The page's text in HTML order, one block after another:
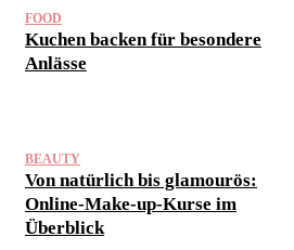
FOOD
Kuchen backen für besondere
Anlässe
BEAUTY
Von natürlich bis glamourös:
Online-Make-up-Kurse im
Überblick